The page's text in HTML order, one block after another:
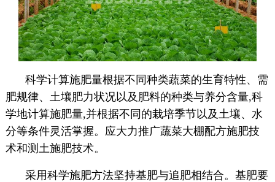
科学计算施肥量根据不同种类蔬菜的生育特性、需
肥规律、土壤肥力状况以及肥料的种类与养分含量,科
学地计算施肥量,并根据不同的栽培季节以及土壤、水
分等条件灵活掌握。应大力推广蔬菜大棚配方施肥技
术和测土施肥技术。
采用科学施肥方法坚持基肥与追肥相结合。基肥要